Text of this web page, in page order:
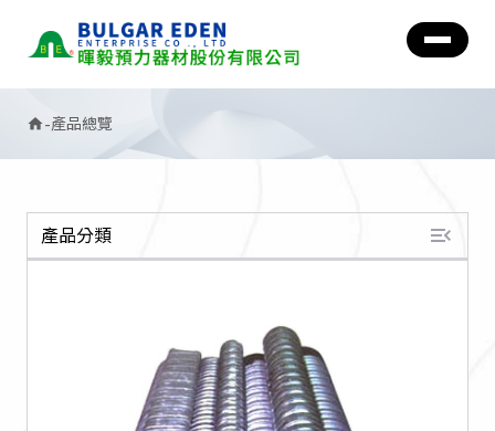
home-產品總覽
產品分類 menu_open